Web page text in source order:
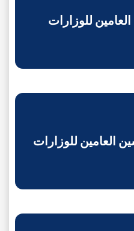
AR
للوزارات
العامين للوزارات